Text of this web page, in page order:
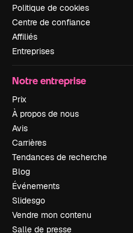
Politique de cookies
Centre de confiance
Affiliés
Entreprises
Notre entreprise
Prix
À propos de nous
Avis
Carrières
Tendances de recherche
Blog
Événements
Slidesgo
Vendre mon contenu
Salle de presse